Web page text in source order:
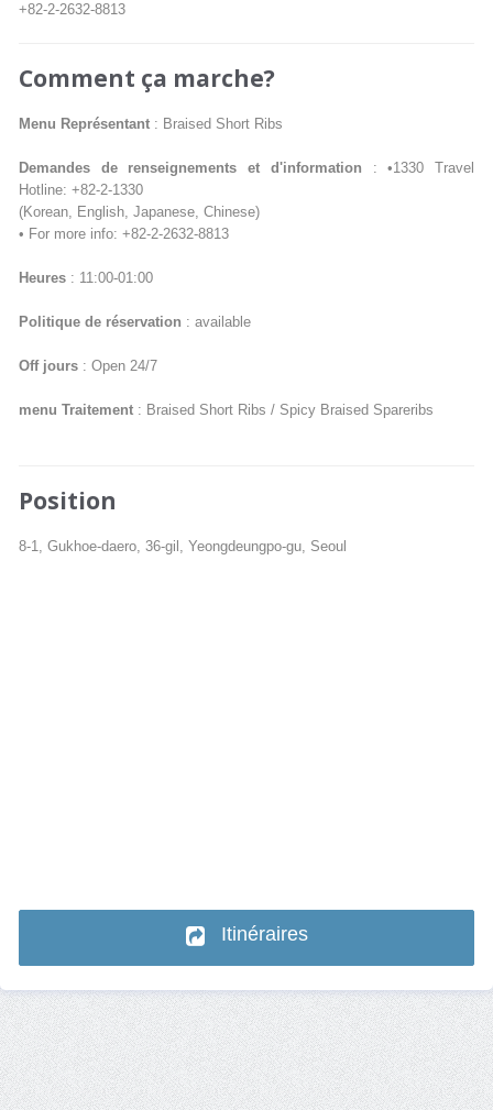
+82-2-2632-8813
Comment ça marche?
Menu Représentant : Braised Short Ribs
Demandes de renseignements et d'information : •1330 Travel
Hotline: +82-2-1330
(Korean, English, Japanese, Chinese)
• For more info: +82-2-2632-8813
Heures : 11:00-01:00
Politique de réservation : available
Off jours : Open 24/7
menu Traitement : Braised Short Ribs / Spicy Braised Spareribs
Position
8-1, Gukhoe-daero, 36-gil, Yeongdeungpo-gu, Seoul
Itinéraires